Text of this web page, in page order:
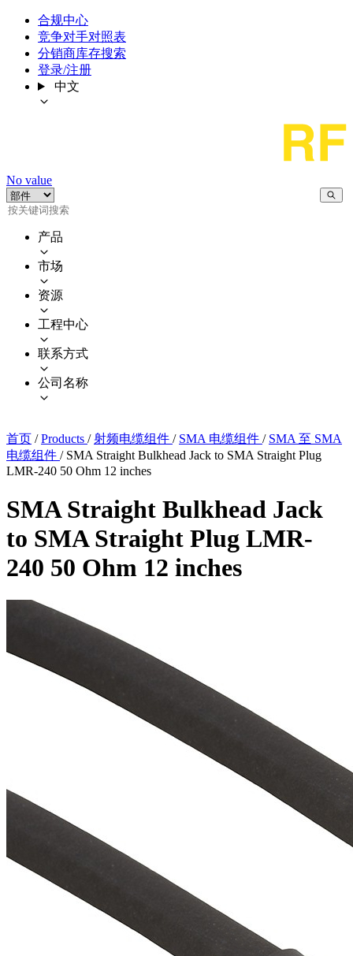
合规中心
竞争对手对照表
分销商库存搜索
登录/注册
中文
No value
产品
市场
资源
工程中心
联系方式
公司名称
首页 / Products / 射频电缆组件 / SMA 电缆组件 / SMA 至 SMA
电缆组件 / SMA Straight Bulkhead Jack to SMA Straight Plug
LMR-240 50 Ohm 12 inches
SMA Straight Bulkhead Jack
to SMA Straight Plug LMR-
240 50 Ohm 12 inches